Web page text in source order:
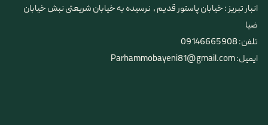
​​​​​​​انبار تبریز : خیابان پاستور قدیم ، نرسیده به خیابان شریعتی نبش خیابان
ضیا
تلفن: 09146665908
ایمیل: Parhammobayeni81@gmail.com